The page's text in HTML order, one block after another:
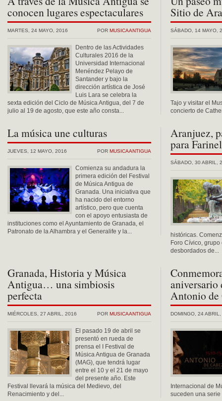
conocen lugares espectaculares
POR MUSICAANTIGUA
MARTES, 24 MAYO, 2016
Dentro de las Actividades
Culturales 2016 de la
Universidad Internacional
Menéndez Pelayo de
Santander y bajo la
dirección artística de José
Luis Lara se celebra la
sexta edición del Ciclo de Música Antigua, del 7 de
julio al 19 de agosto, que este año consta...
Sitio de
SÁBADO, 14 MAYO,
Tajo y visitar el
concierto de
La música une culturas
POR MUSICAANTIGUA
JUEVES, 12 MAYO, 2016
Comienza su andadura la
primera edición del Festival
de Música Antigua de
Granada. Una iniciativa que
ha nacido del entorno
artístico, pero que cuenta
con el apoyo entusiasta de
instituciones como el Ayuntamiento de Granada, el
Patronato de la Alhambra y el Generalife y la...
Aranjuez,
para
SÁBADO, 30 ABRIL,
históricas.
Foro Cívico,
desbordados de...
Granada, Historia y Música
Antigua… una simbiosis
perfecta
POR MUSICAANTIGUA
MIÉRCOLES, 27 ABRIL, 2016
El pasado 19 de abril se
presentó en rueda de
prensa el I Festival de
Música Antigua de Granada
(MAG), que tendrá lugar
entre el 10 y el 21 de mayo
del presente año. Este
Festival llevará la música del Medievo, del
Renacimiento y del...
aniversario
Antonio de
DOMINGO, 24
Internacional de
suceden una serie